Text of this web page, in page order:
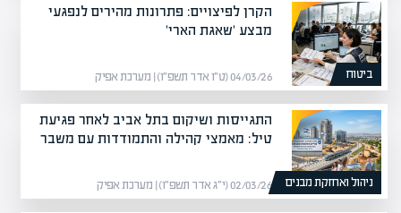
ביטוח
הקרן לפיצויים: פתרונות מהירים לנפגעי
מבצע 'שאגת הארי'
04/03/26 (ט״ו אדר תשפ״ו) | מערכת אפיק
ניהול ואחזקת מבנים
התגייסות ושיקום בתל אביב לאחר פגיעת
טיל: מאמצי קהילה והתמודדות עם משבר
02/03/26 (י״ג אדר תשפ״ו) | מערכת אפיק